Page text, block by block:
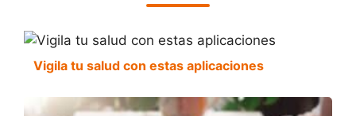
Vigila tu salud con estas aplicaciones